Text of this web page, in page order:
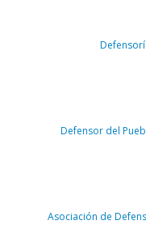
Defensor del
Asociación de